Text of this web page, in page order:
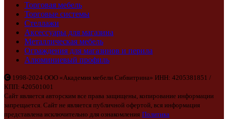
Торговая мебель
Торговые системы
Стеллажи
Аксессуары для магазина
Металлическая мебель
Ограждения для магазинов и перила
Алюминиевый профиль
1998-2024 ООО «Академия мебели Сибвитрина» ИНН: 4205381851 /
КПП: 420501001
Сайт является авторским все права защищены, копирование информации
запрещается. Сайт не является публичной офертой, вся информация
представлена исключительно для ознакомления Политика